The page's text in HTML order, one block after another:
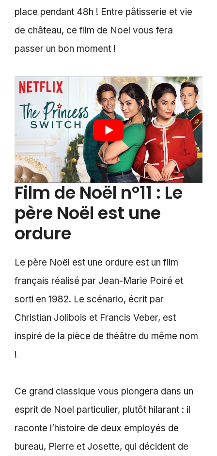
place pendant 48h ! Entre pâtisserie et vie
de château, ce film de Noel vous fera
passer un bon moment !
Film de Noël n°11 : Le
père Noël est une
ordure
Le père Noël est une ordure est un film
français réalisé par Jean-Marie Poiré et
sorti en 1982. Le scénario, écrit par
Christian Jolibois et Francis Veber, est
inspiré de la pièce de théâtre du même nom
!
Ce grand classique vous plongera dans un
esprit de Noel particulier, plutôt hilarant : il
raconte l’histoire de deux employés de
bureau, Pierre et Josette, qui décident de